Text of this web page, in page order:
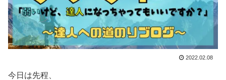
2022.02.08
今日は先程、